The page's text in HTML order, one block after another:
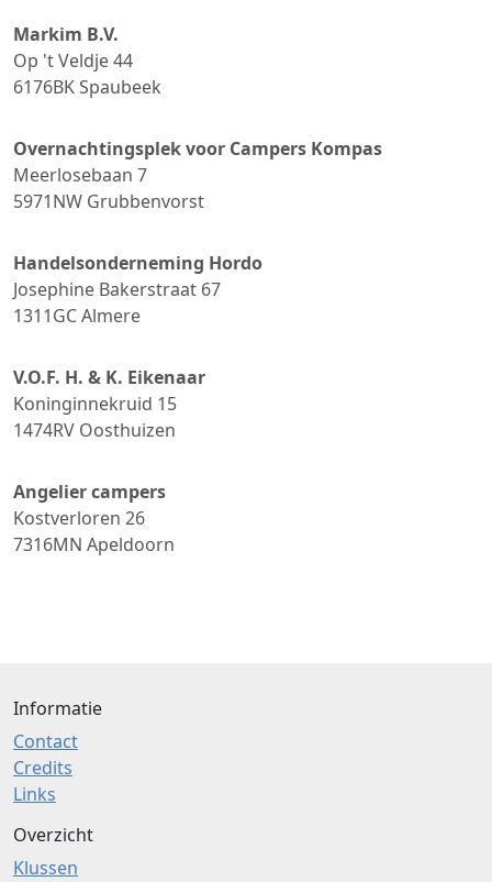
Markim B.V.
Op 't Veldje 44
6176BKSpaubeek
Overnachtingsplek voor Campers Kompas
Meerlosebaan 7
5971NW Grubbenvorst
Handelsonderneming Hordo
Josephine Bakerstraat 67
1311GCAlmere
V.O.F. H. & K. Eikenaar
Koninginnekruid 15
1474RV Oosthuizen
Angelier campers
Kostverloren 26
7316MN Apeldoorn
Informatie
Contact
Credits
Links
Overzicht
Klussen